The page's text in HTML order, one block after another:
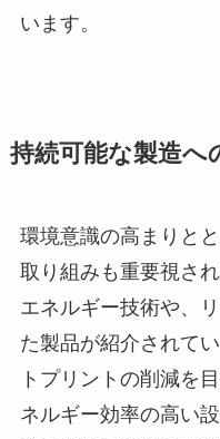
います。
持続可能な製造へ
環境意識の高まりと
取り組みも重要視さ
エネルギー技術や、
た製品が紹介されて
トプリントの削減を
ネルギー効率の高い